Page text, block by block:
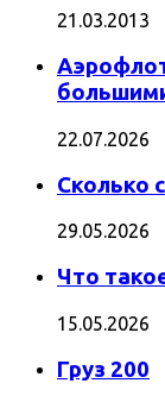
21.03.2013
22.07.2026
Сколько
29.05.2026
Что
15.05.2026
Груз 200